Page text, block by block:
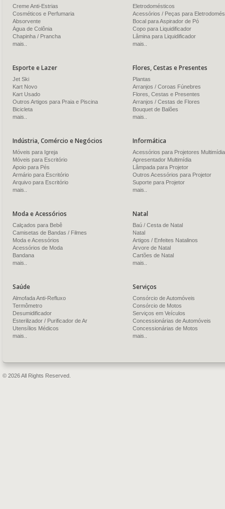
Creme Anti-Estrias
Cosméticos e Perfumaria
Absorvente
Água de Colônia
Chapinha / Prancha
mais..
Eletrodomésticos
Acessórios / Peças para
Bocal para Aspirador de Pó
Copo para Liquidificador
Lâmina para Liquidificador
mais..
Esporte e Lazer
Jet Ski
Kart Novo
Kart Usado
Outros Artigos para Praia e Piscina
Bicicleta
mais..
Flores, Cestas e Presentes
Plantas
Arranjos / Coroas Fúnebres
Flores, Cestas e Presentes
Arranjos / Cestas de Flores
Bouquet de Balões
mais..
Indústria, Comércio e Negócios
Móveis para Igreja
Móveis para Escritório
Apoio para Pés
Armário para Escritório
Arquivo para Escritório
mais..
Informática
Acessórios para Projetores Multimídia
Apresentador Multimídia
Lâmpada para Projetor
Outros Acessórios para Projetor
Suporte para Projetor
mais..
Moda e Acessórios
Calçados para Bebê
Camisetas de Bandas / Filmes
Moda e Acessórios
Acessórios de Moda
Bandana
mais..
Natal
Baú / Cesta de Natal
Natal
Artigos / Enfeites Natalinos
Árvore de Natal
Cartões de Natal
mais..
Saúde
Almofada Anti-Refluxo
Termômetro
Desumidificador
Esterilizador / Purificador de Ar
Utensílios Médicos
mais..
Serviços
Consórcio de Automóveis
Consórcio de Motos
Serviços em Veículos
Concessionárias de Automóveis
Concessionárias de Motos
mais..
© 2026 All Rights Reserved.